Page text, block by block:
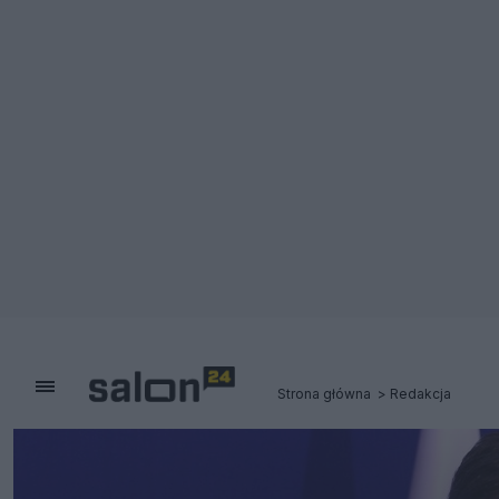
Strona główna Redakcja